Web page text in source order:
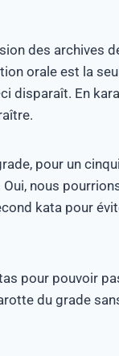
des archives
orale est la
disparaît. En
pour un
nous
kata pour
pour pouvoir
du grade